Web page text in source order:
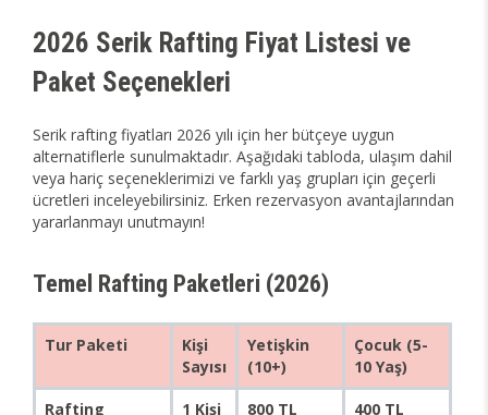
2026 Serik Rafting Fiyat Listesi ve
Paket Seçenekleri
Serik rafting fiyatları 2026 yılı için her bütçeye uygun
alternatiflerle sunulmaktadır. Aşağıdaki tabloda, ulaşım dahil
veya hariç seçeneklerimizi ve farklı yaş grupları için geçerli
ücretleri inceleyebilirsiniz. Erken rezervasyon avantajlarından
yararlanmayı unutmayın!
Temel Rafting Paketleri (2026)
Tur Paketi
Kişi
Sayısı
Yetişkin
(10+)
Çocuk (5-
10 Yaş)
Rafting
1 Kişi 800 TL 400 TL